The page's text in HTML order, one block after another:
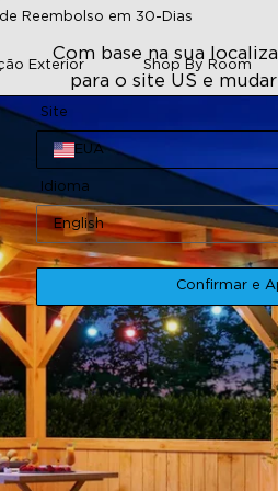
Reembolso em 30-Dias
Exterior Shop By Room
Com base na sua
para o site US e
Site
EUA
Idioma
English
Confirmar e